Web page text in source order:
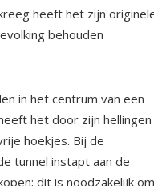
heeft het zijn
behouden
in het centrum van een
het door zijn hellingen
hoekjes. Bij de
tunnel instapt aan de
dit is noodzakelijk om